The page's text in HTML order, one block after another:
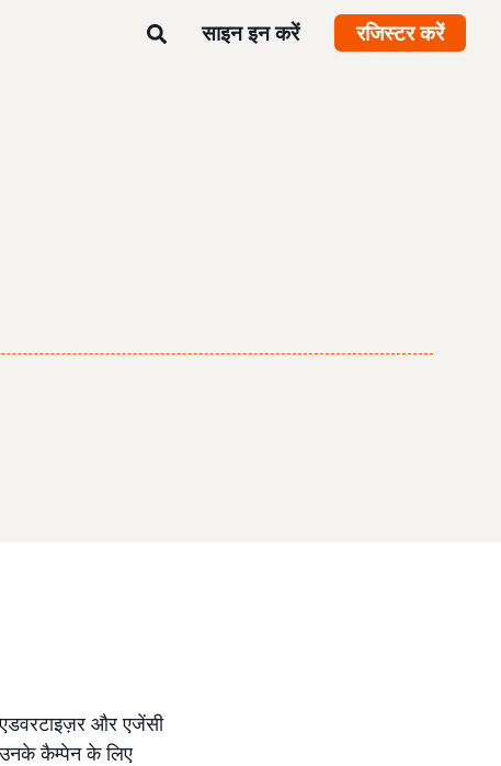
साइन इन करें रजिस्टर करें
एडवरटाइज़र और एजेंसी
कैम्पेन के लिए